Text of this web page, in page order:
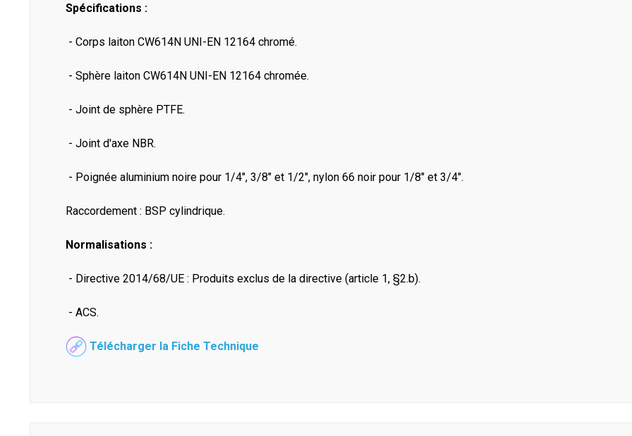
Spécifications :
- Corps laiton CW614N UNI-EN 12164 chromé.
- Sphère laiton CW614N UNI-EN 12164 chromée.
- Joint de sphère PTFE.
- Joint d'axe NBR.
- Poignée aluminium noire pour 1/4", 3/8" et 1/2", nylon 66 noir pour 1/8" et 3/4".
Raccordement : BSP cylindrique.
Normalisations :
- Directive 2014/68/UE : Produits exclus de la directive (article 1, §2.b).
- ACS.
Télécharger la Fiche Technique